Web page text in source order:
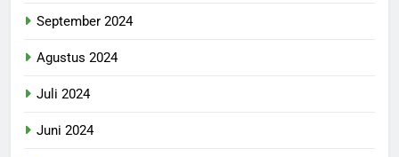
September 2024
Agustus 2024
Juli 2024
Juni 2024